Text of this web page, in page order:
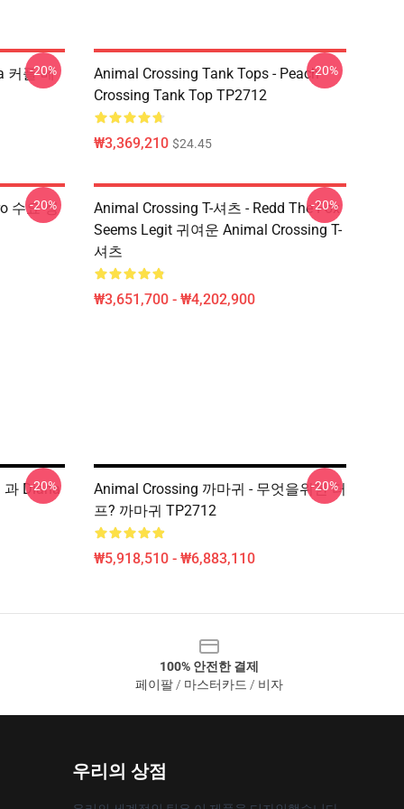
커플 베
-20%
Animal Crossing Tank Tops - Peach
Crossing Tank Top TP2712
₩3,369,210 $24.45
-20%
수요 정
-20%
Animal Crossing T-셔츠 - Redd The Fox
Seems Legit 귀여운 Animal Crossing T-
셔츠
₩3,651,700 - ₩4,202,900
-20%
과 Diana
-20%
Animal Crossing 까마귀 - 무엇을위한 터
프? 까마귀 TP2712
₩5,918,510 - ₩6,883,110
-20%
100% 안전한 결제
페이팔 / 마스터카드 / 비자
우리의 상점